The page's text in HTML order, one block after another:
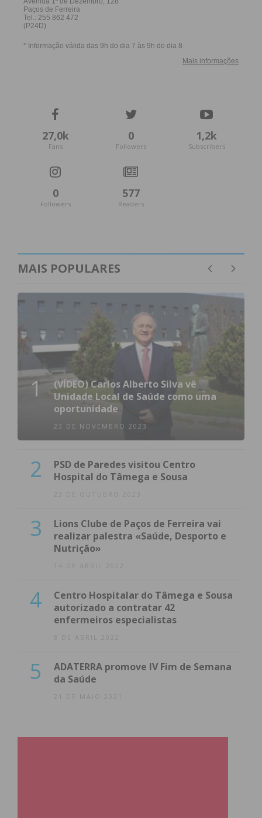
27,0k
Fans
0
Followers
1,2k
Subscribers
0
Followers
577
Readers
MAIS POPULARES
1
(VÍDEO) Carlos Alberto Silva vê
Unidade Local de Saúde como uma
oportunidade
23 DE NOVEMBRO 2023
2
PSD de Paredes visitou Centro
Hospital do Tâmega e Sousa
23 DE OUTUBRO 2023
3
Lions Clube de Paços de Ferreira vai
realizar palestra «Saúde, Desporto e
Nutrição»
14 DE ABRIL 2022
4
Centro Hospitalar do Tâmega e Sousa
autorizado a contratar 42
enfermeiros especialistas
8 DE ABRIL 2022
5
ADATERRA promove IV Fim de Semana
da Saúde
21 DE MAIO 2021